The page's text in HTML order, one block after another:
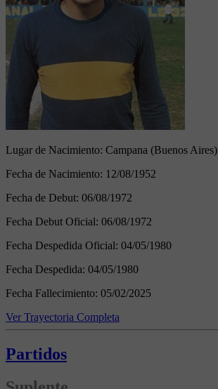
Lugar de Nacimiento: Campana (Buenos Aires)
Fecha de Nacimiento: 12/08/1952
Fecha de Debut: 06/08/1972
Fecha Debut Oficial: 06/08/1972
Fecha Despedida Oficial: 04/05/1980
Fecha Despedida: 04/05/1980
Fecha Fallecimiento: 05/02/2025
Ver Trayectoria Completa
Partidos